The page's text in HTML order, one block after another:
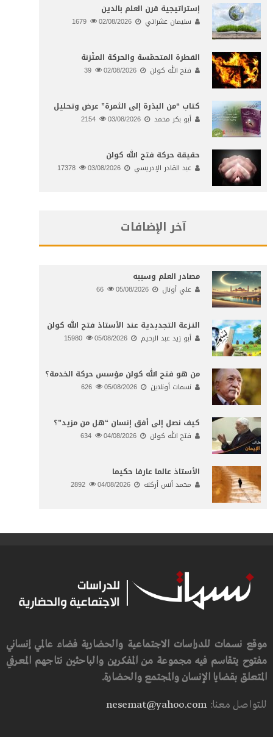
إستراتيجية قرن العلم بالدين
سليمان عشراتي 02/08/2026
الفطرة المتحمّسة والحركة المتّزنة
فتح الله كولن 02/08/2026
كتاب “من البذرة إلى الثمرة” عرض وتحليل
أبو بكر محمد 03/08/2026
حقيقة حركة فتح الله كولن
عبد القادر الإدريسي 03/08/2026
آخر الإضافات
مصادر العلم وسببه
علي أونال 05/08/2026
النـزعة التجديدية عند الأستاذ فتح الله كولن
أبو زيد عبد الرحيم 05/08/2026
من هو فتح الله كولن مؤسس حركة الخدمة؟
نسمات أونلاين 05/08/2026
كيف نصل إلى أفق إنسان “هل من مزيد”؟
فتح الله كولن 04/08/2026
الأستاذ عالما عارفا حكيما
محمد أنس أركنه 04/08/2026
موقع نسمات للدراسات الاجتماعية والحضارية فضاء عالمي إنساني
مفتوح يتقاسم فيه مجموعة من المفكرين والباحثين نتاجهم المعرفي
المتعلق بقضايا الإنسان والمجتمع والحضارة.
للتواصل معنا:nesemat@yahoo.com